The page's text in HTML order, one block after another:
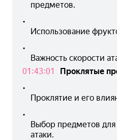
предметов.
Использование
Важность скорости
01:43:01
Проклятые
Проклятие и его
Выбор предметов
атаки.